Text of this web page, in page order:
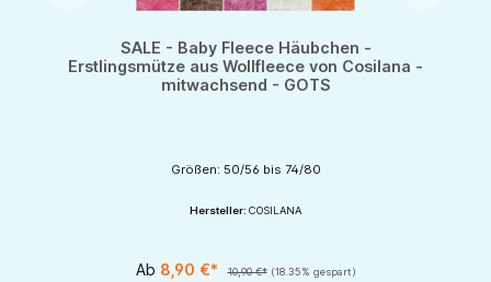
SALE - Baby Fleece Häubchen -
Erstlingsmütze aus Wollfleece von Cosilana -
mitwachsend - GOTS
Größen: 50/56 bis 74/80
Hersteller: COSILANA
Ab 8,90 €* 10,90 €* (18.35% gespart)